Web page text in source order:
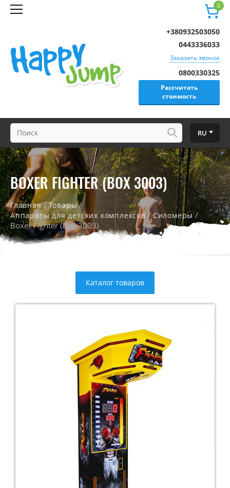
0
0800330325
Рассчитать
стоимость
+380932503050
0443336033
Заказать звонок
RU
BOXER FIGHTER (BOX 3003)
Главная/Товары/
Аппараты для детских комплексов/ Силомеры/
Boxer Fighter (Box 3003)
Каталог товаров